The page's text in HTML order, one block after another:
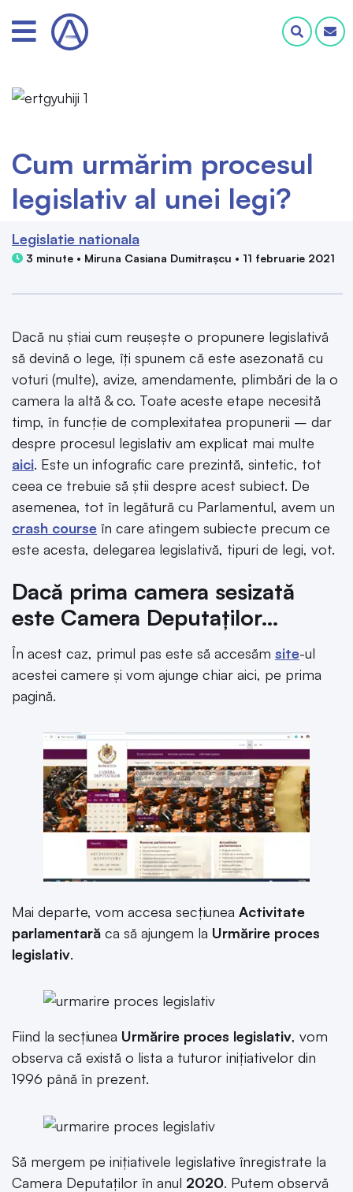
Cum urmărim procesul
legislativ al unei legi?
Legislatie nationala
3 minute • Miruna Casiana Dumitrașcu • 11 februarie 2021
Dacă nu știai cum reușește o propunere legislativă
să devină o lege, îți spunem că este asezonată cu
voturi (multe), avize, amendamente, plimbări de la o
camera la altă & co. Toate aceste etape necesită
timp, în funcție de complexitatea propunerii – dar
despre procesul legislativ am explicat mai multe
aici. Este un infografic care prezintă, sintetic, tot
ceea ce trebuie să știi despre acest subiect. De
asemenea, tot în legătură cu Parlamentul, avem un
crash course în care atingem subiecte precum ce
este acesta, delegarea legislativă, tipuri de legi, vot.
Dacă prima camera sesizată
este Camera Deputaților…
În acest caz, primul pas este să accesăm site-ul
acestei camere și vom ajunge chiar aici, pe prima
pagină.
Mai departe, vom accesa secțiunea Activitate
parlamentară ca să ajungem la Urmărire proces
legislativ.
Fiind la secțiunea Urmărire proces legislativ, vom
observa că există o lista a tuturor inițiativelor din
1996 până în prezent.
Să mergem pe inițiativele legislative înregistrate la
Camera Deputaților în anul 2020. Putem observă